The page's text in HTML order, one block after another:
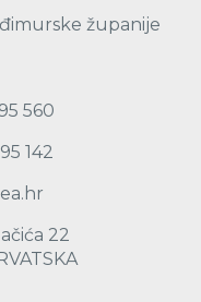
županije
560
142
22